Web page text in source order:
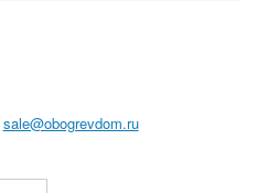
sale@obogrevdom.ru